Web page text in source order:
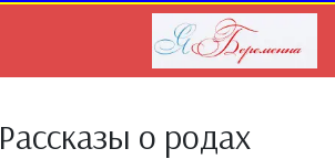
Рассказы о родах